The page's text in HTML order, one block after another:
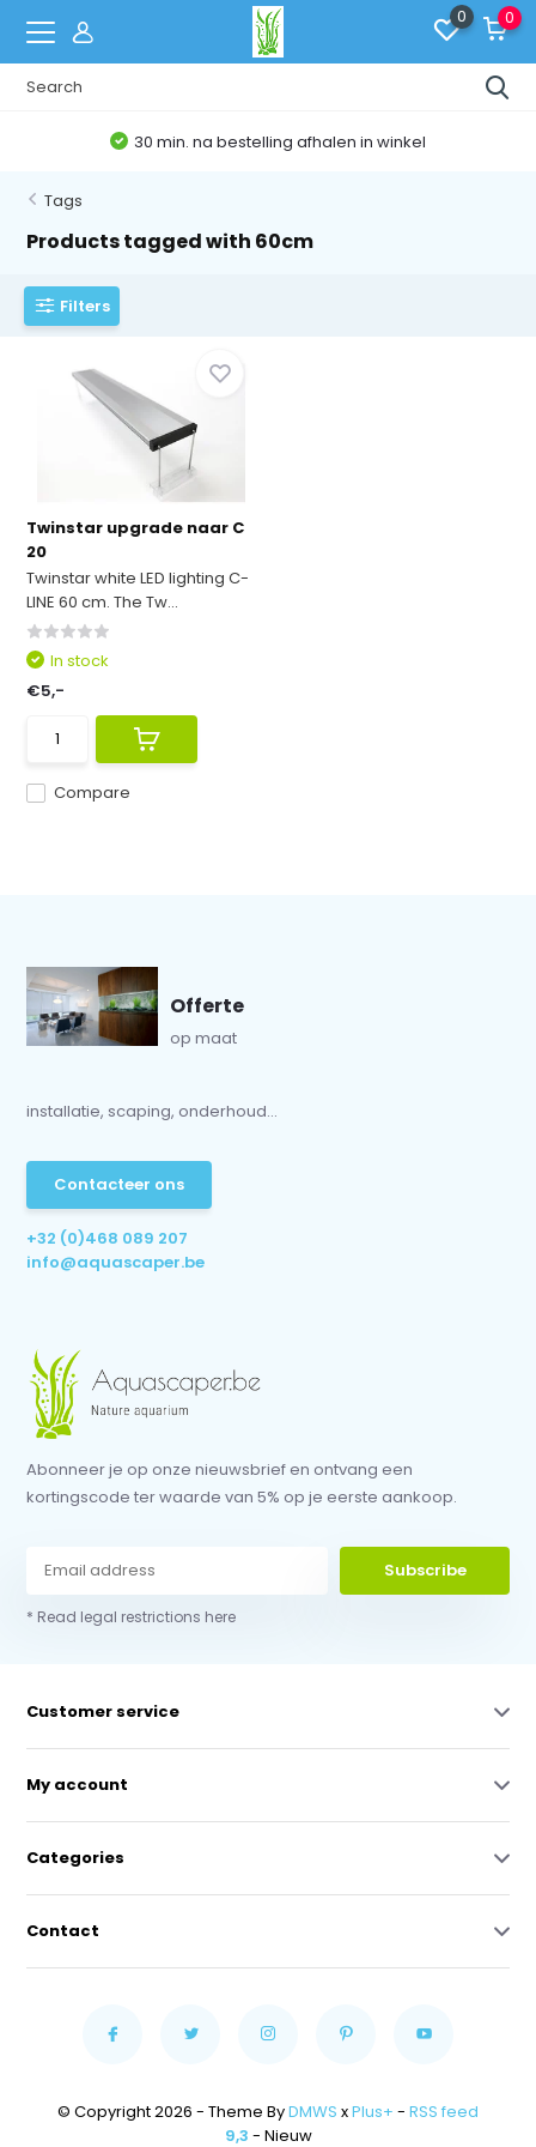
0 0
30 min. na bestelling afhalen in winkel
Tags
Products tagged with 60cm
Filters
Twinstar upgrade naar C
20
Twinstar white LED lighting C-
LINE 60 cm. The Tw...
Compare
In stock
€5,-
Offerte
op maat
installatie, scaping, onderhoud...
Contacteer ons
+32 (0)468 089 207
info@aquascaper.be
Abonneer je op onze nieuwsbrief en ontvang een
kortingscode ter waarde van 5% op je eerste aankoop.
Subscribe
* Read legal restrictions here
Customer service
My account
Categories
Contact
© Copyright 2026 - Theme ByDMWS xPlus+ - RSS feed
9,3 - Nieuw